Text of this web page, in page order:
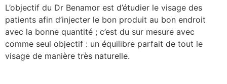
L’objectif du Dr Benamor est d’étudier le visage des
patients afin d’injecter le bon produit au bon endroit
avec la bonne quantité ; c’est du sur mesure avec
comme seul objectif : un équilibre parfait de tout le
visage de manière très naturelle.